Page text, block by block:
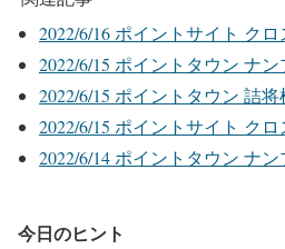
2022/6/16 ポイントサイト ク
2022/6/15 ポイントタウン ナン
2022/6/15 ポイントタウン 詰将
2022/6/15 ポイントサイト ク
2022/6/14 ポイントタウン ナン
今日のヒント